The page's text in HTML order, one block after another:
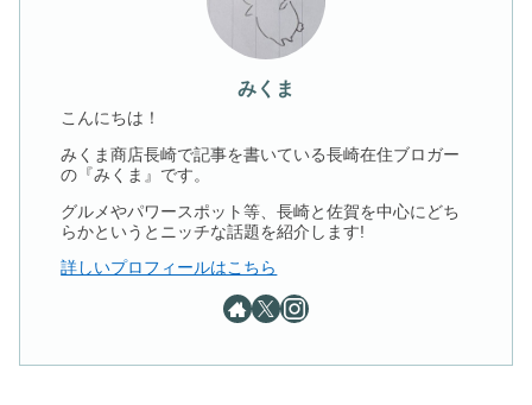
みくま
こんにちは！
みくま商店長崎で記事を書いている長崎在住ブロガー
の『みくま』です。
グルメやパワースポット等、長崎と佐賀を中心にどち
らかというとニッチな話題を紹介します!
詳しいプロフィールはこちら